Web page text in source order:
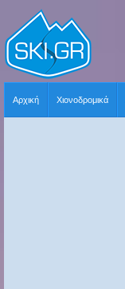
Αρχική Χιονοδρομικά